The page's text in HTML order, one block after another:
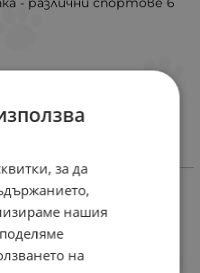
за да
нашия
на